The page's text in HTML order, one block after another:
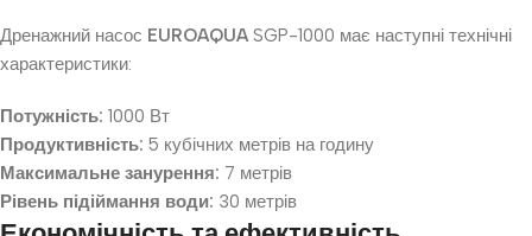
Дренажний насос EUROAQUA SGP-1000 має наступні технічні
характеристики:
Потужність: 1000 Вт
Продуктивність: 5 кубічних метрів на годину
Максимальне занурення: 7 метрів
Рівень підіймання води: 30 метрів